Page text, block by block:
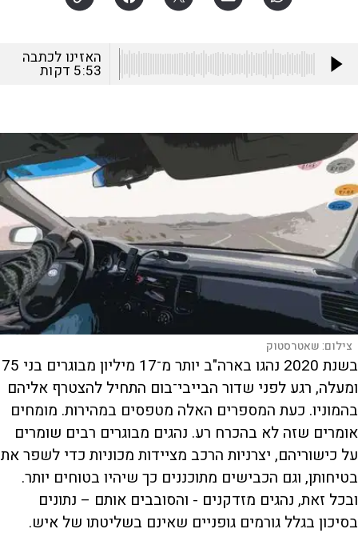
האזינו לכתבה
5:53 דקות
צילום:שאטרסטוק
בשנת 2020 נהגו בארה"ב יותר מ־17 מיליון מבוגרים בני 75
ומעלה, רגע לפני שדור הבייבי־בום התחיל להצטרף אליהם
בהמוניו. כעת המספרים האלה מטפסים במהירות. מומחים
אומרים שזה לא בהכרח רע. נהגים מבוגרים רבים שומרים
על כישוריהם, יצרניות הרכב מציידות מכוניות כדי לשפר את
בטיחותן, וגם הכבישים מתוכננים כך שיהיו בטוחים יותר.
ובכל זאת, נהגים מזדקנים - והסובבים אותם – נתונים
בסיכון בגלל גורמים גופניים שאינם בשליטתו של איש.